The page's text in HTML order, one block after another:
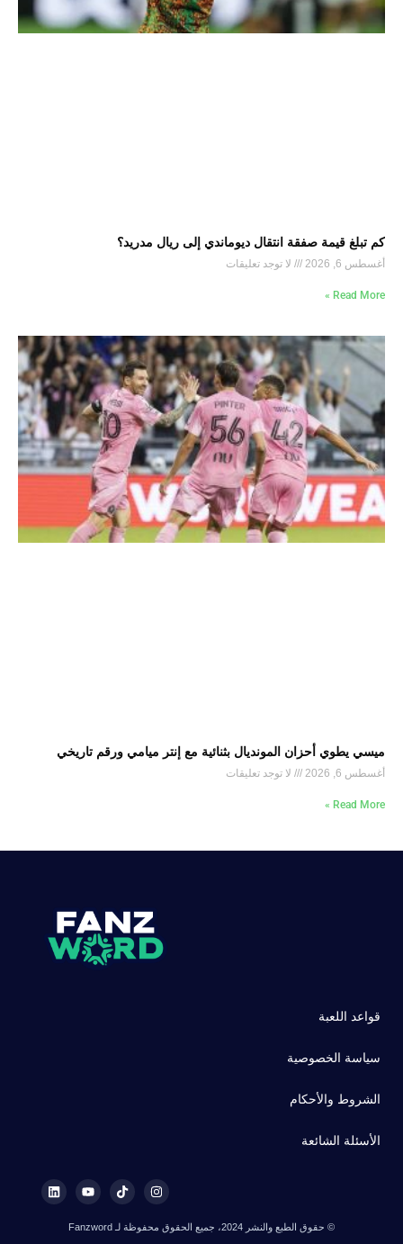
كم تبلغ قيمة صفقة انتقال ديوماندي إلى ريال مدريد؟
أغسطس 6, 2026 لا توجد تعليقات
Read More »
ميسي يطوي أحزان المونديال بثنائية مع إنتر ميامي ورقم تاريخي
أغسطس 6, 2026 لا توجد تعليقات
Read More »
قواعد اللعبة
سياسة الخصوصية
الشروط والأحكام
الأسئلة الشائعة
© حقوق الطبع والنشر 2024، جميع الحقوق محفوظة لـ Fanzword